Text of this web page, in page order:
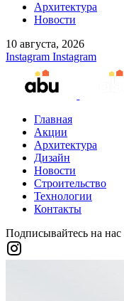
Архитектура
Новости
10 августа, 2026
Instagram Instagram
Главная
Акции
Архитектура
Дизайн
Новости
Строительство
Технологии
Контакты
Подписывайтесь на нас